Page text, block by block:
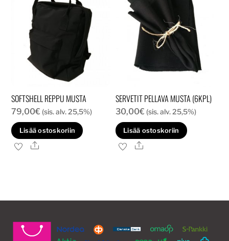
SOFTSHELL REPPU MUSTA
79,00€ (sis. alv. 25,5%)
Lisää ostoskoriin
Ale
SERVETIT PELLAVA MUSTA (6KPL)
30,00€ (sis. alv. 25,5%)
Lisää ostoskoriin
Ale